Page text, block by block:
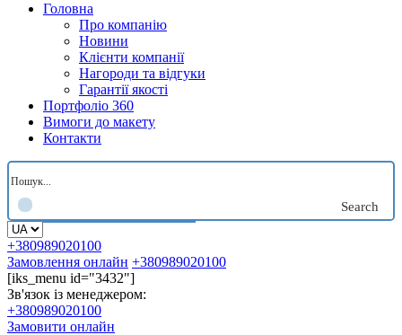
Головна
Про компанію
Новини
Клієнти компанії
Нагороди та відгуки
Гарантії якості
Портфоліо 360
Вимоги до макету
Контакти
Search
+380989020100
Замовлення онлайн +380989020100
[iks_menu id="3432"]
Зв'язок із менеджером:
+380989020100
Замовити онлайн